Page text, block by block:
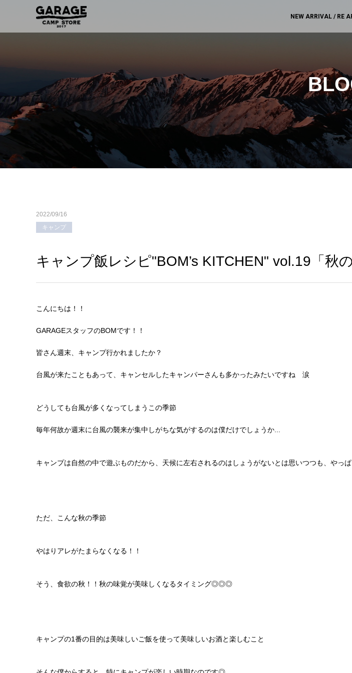
NEW ARRIVAL / RE
2022/09/16
キャンプ
キャンプ飯レシピ"BOM’s KITCHEN" vol.19「秋
こんにちは！！
GARAGEスタッフのBOMです！！
皆さん週末、キャンプ行かれましたか？
台風が来たこともあって、キャンセルしたキャンパーさんも多かったみたいですね 涙
どうしても台風が多くなってしまうこの季節
毎年何故か週末に台風の襲来が集中しがちな気がするのは僕だけでしょうか...
キャンプは自然の中で遊ぶものだから、天候に左右されるのはしょうがないとは思いつつも、やっ
ただ、こんな秋の季節
やはりアレがたまらなくなる！！
そう、食欲の秋！！秋の味覚が美味しくなるタイミング◎◎◎
キャンプの1番の目的は美味しいご飯を使って美味しいお酒と楽しむこと